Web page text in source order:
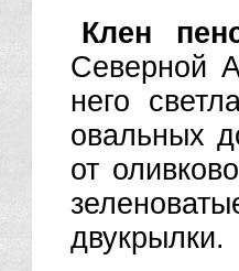
Клен
Северной
него
овальных
от
двукрылки.